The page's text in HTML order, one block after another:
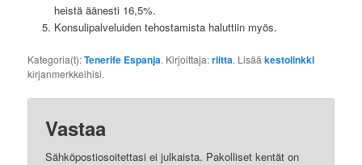
heistä äänesti 16,5%.
Konsulipalveluiden tehostamista haluttiin myös.
Kategoria(t):Tenerife Espanja. Kirjoittaja:riitta. Lisääkestolinkki
kirjanmerkkeihisi.
Vastaa
Sähköpostiosoitettasi ei julkaista. Pakolliset kentät on